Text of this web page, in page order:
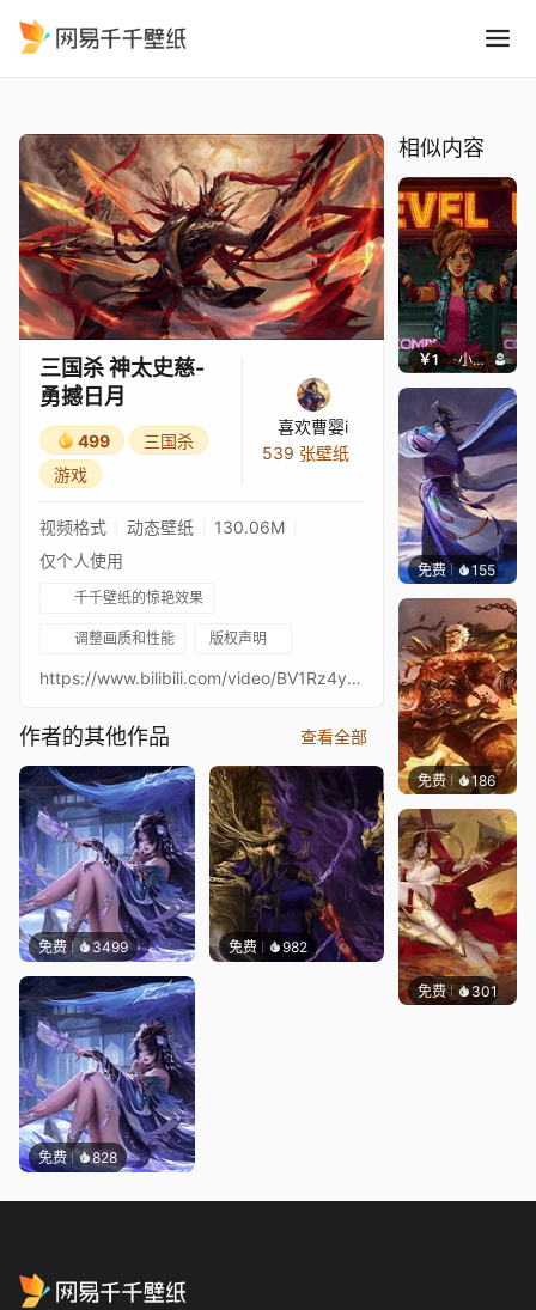
三国杀 神太史慈-
勇撼日月
499
三国杀
游戏
喜欢曹婴i
539 张壁纸
视频格式 动态壁纸
130.06M
仅个人使用
千千壁纸的惊艳效果
调整画质和性能 版权声明
https://www.bilibili.com/video/BV1Rz4y1A7bN120帧 3840x2160
作者的其他作品 查看全部
免费 3499 免费 982
免费 828
相似内容
￥1 小鹿子
免费 155喜欢
免费 186喜欢
免费 301喜欢